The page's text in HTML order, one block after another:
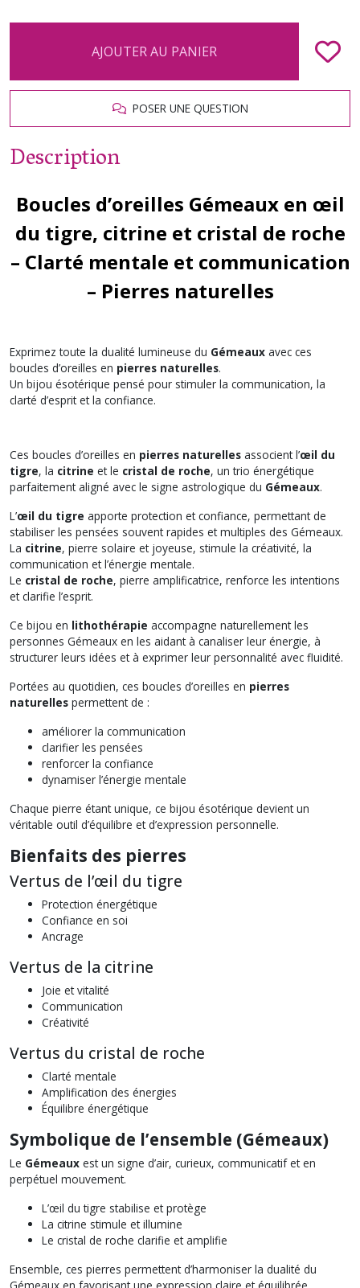
AJOUTER AU PANIER
POSER UNE QUESTION
Description
Boucles d’oreilles Gémeaux en œil
du tigre, citrine et cristal de roche
– Clarté mentale et communication
– Pierres naturelles
Exprimez toute la dualité lumineuse du Gémeaux avec ces
boucles d’oreilles en pierres naturelles.
Un bijou ésotérique pensé pour stimuler la communication, la
clarté d’esprit et la confiance.
Ces boucles d’oreilles en pierres naturelles associent l’œil du
tigre, la citrine et le cristal de roche, un trio énergétique
parfaitement aligné avec le signe astrologique du Gémeaux.
L’œil du tigre apporte protection et confiance, permettant de
stabiliser les pensées souvent rapides et multiples des Gémeaux.
La citrine, pierre solaire et joyeuse, stimule la créativité, la
communication et l’énergie mentale.
Le cristal de roche, pierre amplificatrice, renforce les intentions
et clarifie l’esprit.
Ce bijou en lithothérapie accompagne naturellement les
personnes Gémeaux en les aidant à canaliser leur énergie, à
structurer leurs idées et à exprimer leur personnalité avec fluidité.
Portées au quotidien, ces boucles d’oreilles en pierres
naturelles permettent de :
améliorer la communication
clarifier les pensées
renforcer la confiance
dynamiser l’énergie mentale
Chaque pierre étant unique, ce bijou ésotérique devient un
véritable outil d’équilibre et d’expression personnelle.
Bienfaits des pierres
Vertus de l’œil du tigre
Protection énergétique
Confiance en soi
Ancrage
Vertus de la citrine
Joie et vitalité
Communication
Créativité
Vertus du cristal de roche
Clarté mentale
Amplification des énergies
Équilibre énergétique
Symbolique de l’ensemble (Gémeaux)
Le Gémeaux est un signe d’air, curieux, communicatif et en
perpétuel mouvement.
L’œil du tigre stabilise et protège
La citrine stimule et illumine
Le cristal de roche clarifie et amplifie
Ensemble, ces pierres permettent d’harmoniser la dualité du